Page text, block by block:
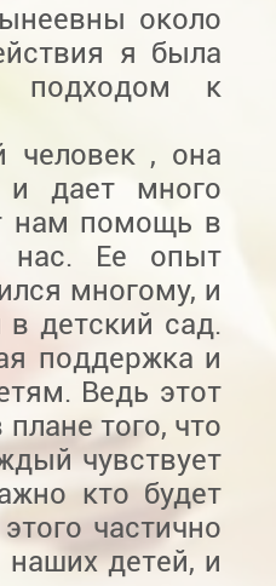
около
я была
подходом к
человек , она
и дает много
нам помощь в
нас. Ее опыт
многому, и
детский сад.
поддержка и
Ведь этот
того, что
чувствует
кто будет
частично
детей, и